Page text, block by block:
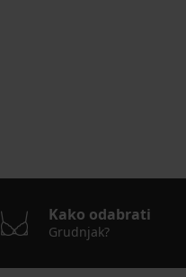
Kako odabrati
Grudnjak?